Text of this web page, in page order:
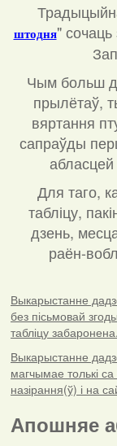
штодня"
Чым больш
прылётаў,
вяртання
сапраўды
абласцей
Для таго,
табліцу,
дзень,
раён-
Выкарыстанне
без пісьмовай
табліцу забаронена.
Выкарыстанне
магчымае толькі
назірання(ў) і на
Апошняе